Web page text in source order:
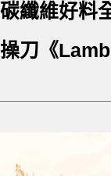
碳纖維好料
操刀《